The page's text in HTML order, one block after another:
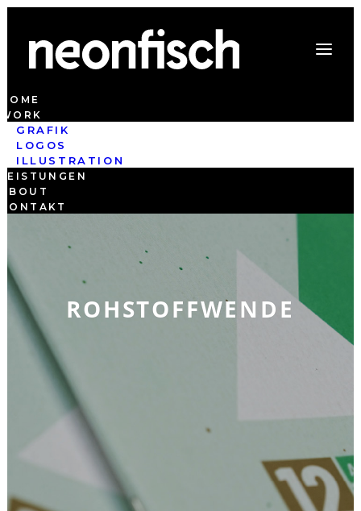
HOME
WORK
GRAFIK
LOGOS
ILLUSTRATION
LEISTUNGEN
ABOUT
KONTAKT
ROHSTOFFWENDE